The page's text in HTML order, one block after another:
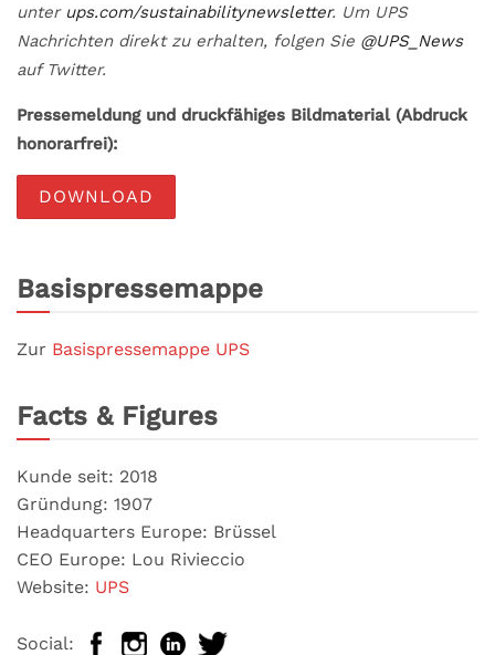
unter ups.com/sustainabilitynewsletter. Um UPS
Nachrichten direkt zu erhalten, folgen Sie @UPS_News
auf Twitter.
Pressemeldung und druckfähiges Bildmaterial (Abdruck
honorarfrei):
DOWNLOAD
Basispressemappe
Zur Basispressemappe UPS
Facts & Figures
Kunde seit: 2018
Gründung: 1907
Headquarters Europe: Brüssel
CEO Europe: Lou Rivieccio
Website: UPS
Social: